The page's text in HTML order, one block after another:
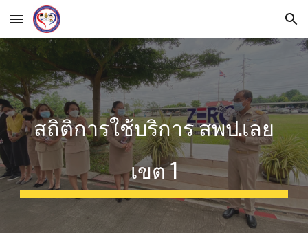
Skip to main content Skip to navigation
สถิติการใช้บริการ สพป.เลย
เขต 1